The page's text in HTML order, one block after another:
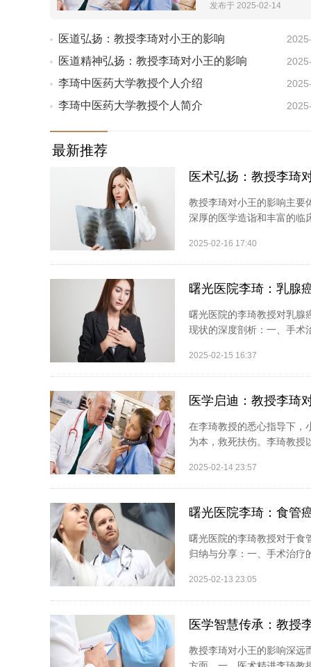
发布于 2025-02-14
医道弘扬：教授李琦对小王的影响
医道精神弘扬：教授李琦对小王的影响
李琦中医药大学教授个人介绍
李琦中医药大学教授个人简介
最新推荐
医术弘扬：教授李琦
教授李琦对小王的影响主要
深厚的医学造诣和丰富的临
2025-02-16 17:40
曙光医院李琦：乳腺
曙光医院的李琦教授对乳腺
现状的深度剖析：一、手术
2025-02-15 16:37
医学启迪：教授李琦
在李琦教授的悉心指导下
为本，救死扶伤。李琦教授
2025-02-14 23:57
曙光医院李琦：食管
曙光医院的李琦教授对于食
归纳与分享：一、手术治疗
2025-02-13 23:05
医学智慧传承：教授
教授李琦对小王的影响深远